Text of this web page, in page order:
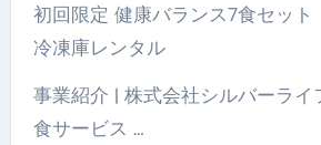
初回限定 健康バランス7食セット
冷凍庫レンタル
事業紹介 | 株式会社シルバーライ
食サービス …